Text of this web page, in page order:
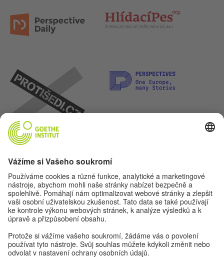
Pojďme se kamarádit. Sledovat nás můžeš na: